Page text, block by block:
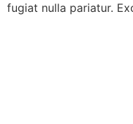
fugiat nulla pariatur.